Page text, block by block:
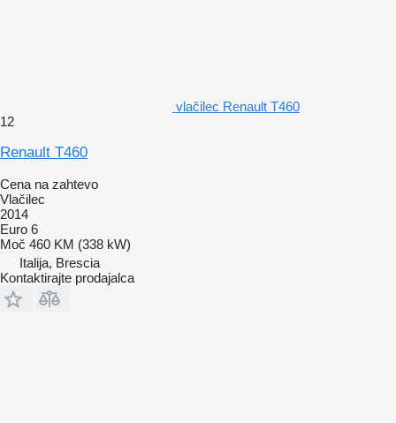
vlačilec Renault T460
12
Renault T460
Cena na zahtevo
Vlačilec
2014
Euro 6
Moč 460 KM (338 kW)
Italija, Brescia
Kontaktirajte prodajalca